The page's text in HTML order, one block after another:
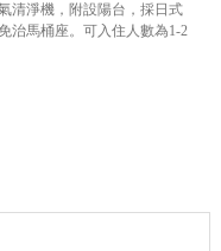
清淨機，附設陽台，採日式
治馬桶座。可入住人數為1-2